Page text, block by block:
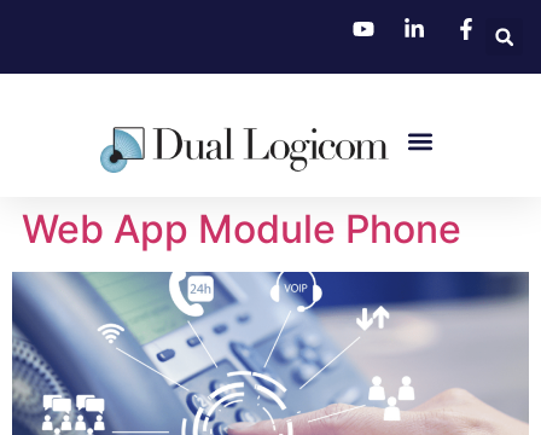
Web App Module Phone